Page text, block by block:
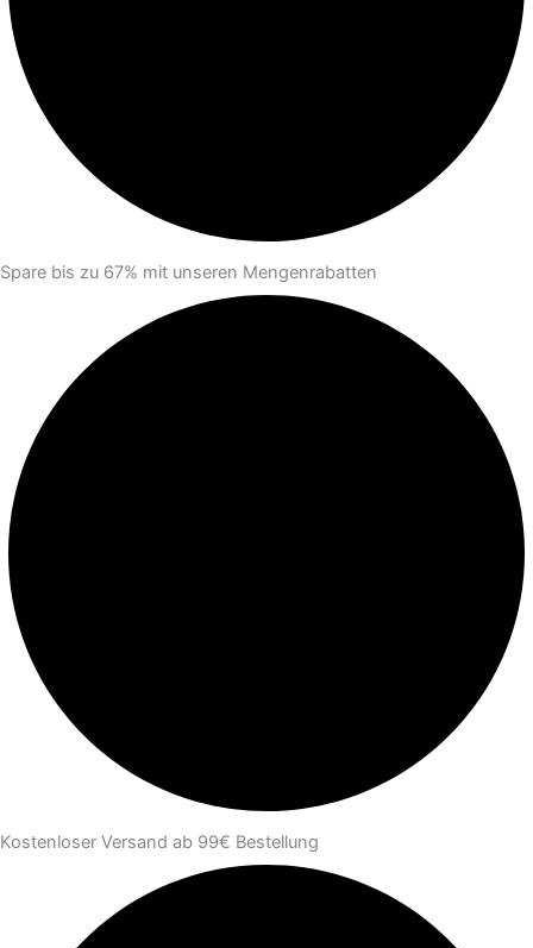
Spare bis zu 67% mit unseren Mengenrabatten
Kostenloser Versand ab 99€ Bestellung